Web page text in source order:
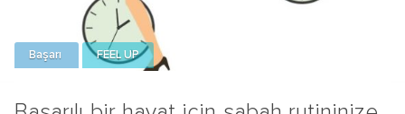
Başarı FEEL UP